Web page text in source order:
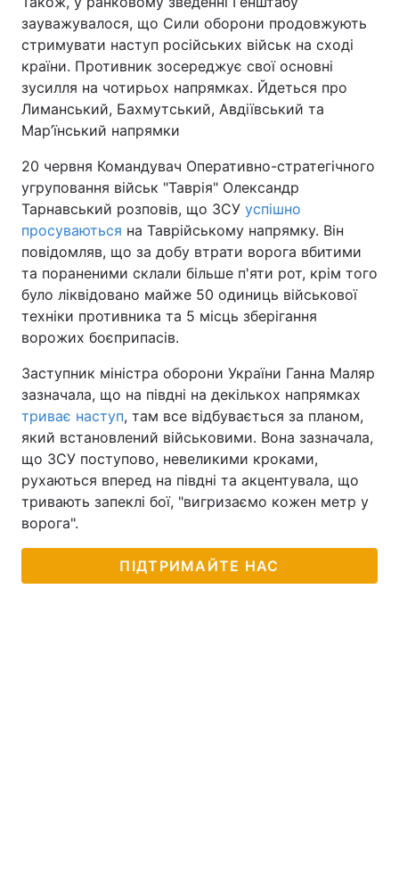
зауважувалося, що Сили оборони продовжують
стримувати наступ російських військ на сході
країни. Противник зосереджує свої основні
зусилля на чотирьох напрямках. Йдеться про
Лиманський, Бахмутський, Авдіївський та
Мар’їнський напрямки
20 червня Командувач Оперативно-стратегічного
угруповання військ "Таврія" Олександр
Тарнавський розповів, що ЗСУ успішно
просуваються на Таврійському напрямку. Він
повідомляв, що за добу втрати ворога вбитими
та пораненими склали більше п'яти рот, крім того
було ліквідовано майже 50 одиниць військової
техніки противника та 5 місць зберігання
ворожих боєприпасів.
Заступник міністра оборони України Ганна Маляр
зазначала, що на півдні на декількох напрямках
триває наступ, там все відбувається за планом,
який встановлений військовими. Вона зазначала,
що ЗСУ поступово, невеликими кроками,
рухаються вперед на півдні та акцентувала, що
тривають запеклі бої, "вигризаємо кожен метр у
ворога".
ПІДТРИМАЙТЕ НАС